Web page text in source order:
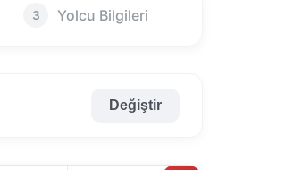
3 Yolcu Bilgileri
Değiştir